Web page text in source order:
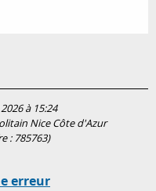
à 15:24
Nice Côte d'Azur
: 785763)
erreur